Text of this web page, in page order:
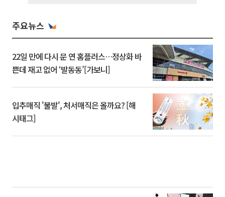
주요뉴스
22일 만에 다시 문 연 홈플러스…정상화 바
쁜데 재고 없어 ‘발동동’[가보니]
입추매직 '불발', 처서매직은 올까요? [해
시태그]